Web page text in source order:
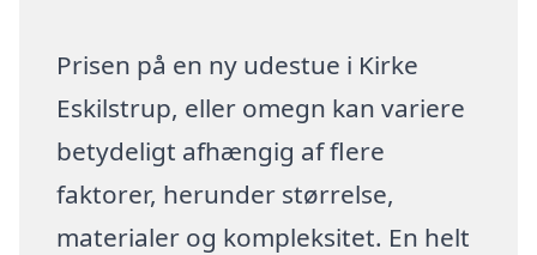
Prisen på en ny udestue i Kirke
Eskilstrup, eller omegn kan variere
betydeligt afhængig af flere
faktorer, herunder størrelse,
materialer og kompleksitet. En helt